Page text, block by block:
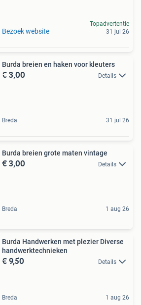
Bezoek website
Topadvertentie
31 jul 26
Burda breien en haken voor kleuters
€ 3,00 Details
Breda 31 jul 26
Burda breien grote maten vintage
€ 3,00 Details
Breda 1 aug 26
Burda Handwerken met plezier Diverse
handwerktechnieken
€ 9,50 Details
Breda 1 aug 26